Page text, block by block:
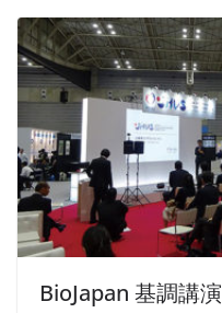
BioJapan 基調講演